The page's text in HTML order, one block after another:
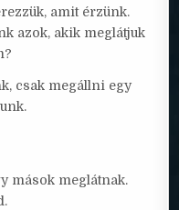
amit érzünk.
azok, akik meglátjuk
csak megállni egy
mások meglátnak.